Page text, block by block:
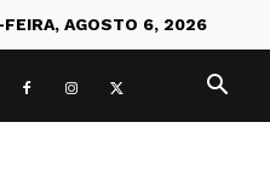
FEIRA, AGOSTO 6, 2026